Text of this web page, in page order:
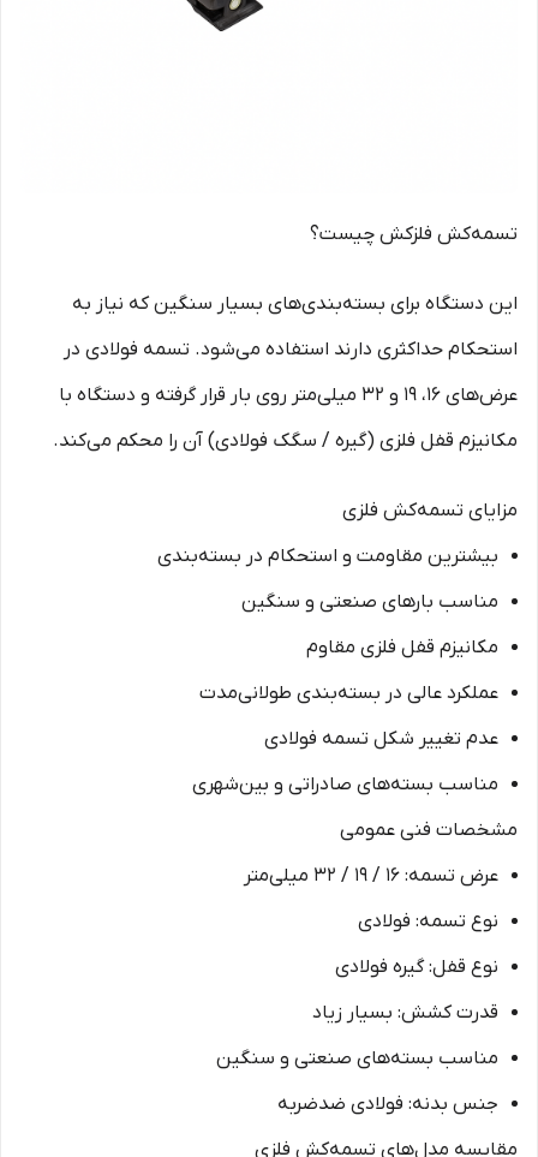
تسمه‌کش فلزکش چیست؟
این دستگاه برای بسته‌بندی‌های بسیار سنگین که نیاز به
استحکام حداکثری دارند استفاده می‌شود. تسمه فولادی در
عرض‌های 16، 19 و 32 میلی‌متر روی بار قرار گرفته و دستگاه با
مکانیزم قفل فلزی (گیره / سگک فولادی) آن را محکم می‌کند.
مزایای تسمه‌کش فلزی
بیشترین مقاومت و استحکام در بسته‌بندی
مناسب بارهای صنعتی و سنگین
مکانیزم قفل فلزی مقاوم
عملکرد عالی در بسته‌بندی طولانی‌مدت
عدم تغییر شکل تسمه فولادی
مناسب بسته‌های صادراتی و بین‌شهری
مشخصات فنی عمومی
عرض تسمه: 16 / 19 / 32 میلی‌متر
نوع تسمه: فولادی
نوع قفل: گیره فولادی
قدرت کشش: بسیار زیاد
مناسب بسته‌های صنعتی و سنگین
جنس بدنه: فولادی ضدضربه
مقایسه مدل‌های تسمه‌کش فلزی